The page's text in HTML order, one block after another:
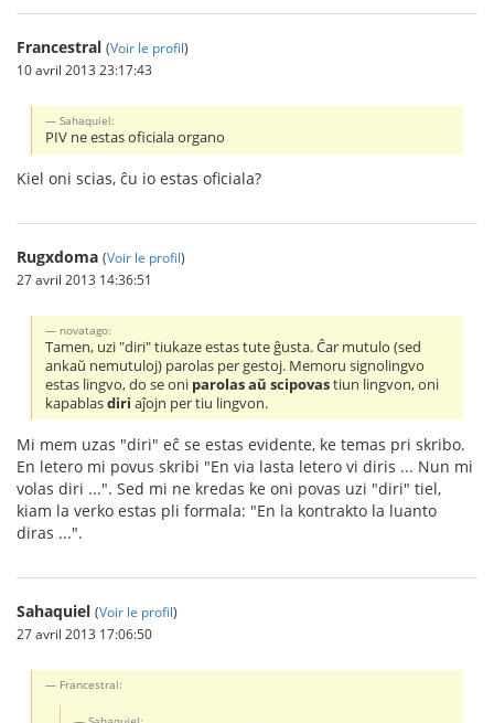
Francestral (Voir le profil)
10 avril 2013 23:17:43
Sahaquiel:
PIV ne estas oficiala organo
Kiel oni scias, ĉu io estas oficiala?
Rugxdoma (Voir le profil)
27 avril 2013 14:36:51
novatago:
Tamen, uzi "diri" tiukaze estas tute ĝusta. Ĉar mutulo (sed
ankaŭ nemutuloj) parolas per gestoj. Memoru signolingvo
estas lingvo, do se oni parolas aŭ scipovastiun lingvon, oni
kapablasdiri aĵojn per tiu lingvon.
Mi mem uzas "diri" eĉ se estas evidente, ke temas pri skribo.
En letero mi povus skribi "En via lasta letero vi diris ... Nun mi
volas diri ...". Sed mi ne kredas ke oni povas uzi "diri" tiel,
kiam la verko estas pli formala: "En la kontrakto la luanto
diras ...".
Sahaquiel (Voir le profil)
27 avril 2013 17:06:50
Francestral: